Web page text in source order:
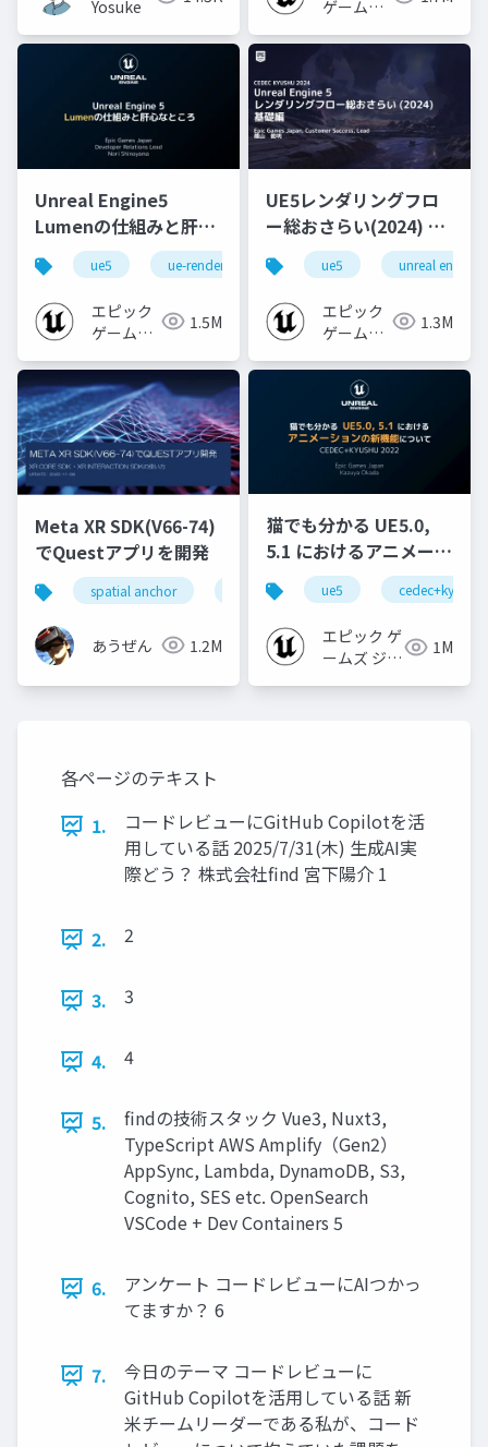
Yosuke
ゲームズ
Unreal Engine5
Lumenの仕組みと肝心
なところ
ue5 ue-rendering ue-lumen
エピック
ゲームズ
1.5M
UE5レンダリングフロ
ー総おさらい(2024) 基
礎編！
[CEDEC+KYUSHU
2024]
ue5 unreal engine
エピック
ゲームズ
1.3M
Meta XR SDK(V66-74)
でQuestアプリを開発
spatial anchor quest pro
あうぜん 1.2M
猫でも分かる UE5.0,
5.1 におけるアニメーシ
ョンの新機能について
【CEDEC+KYUSHU
2022】
ue5 cedec+kyushu
エピック ゲ
ームズ ジャ
1M
各ページのテキスト
1.
コードレビューにGitHub Copilotを活
用している話 2025/7/31(木) 生成AI実
際どう？ 株式会社find 宮下陽介 1
2. 2
3. 3
4. 4
5.
findの技術スタック Vue3, Nuxt3,
TypeScript AWS Amplify（Gen2）
AppSync, Lambda, DynamoDB, S3,
Cognito, SES etc. OpenSearch
VSCode + Dev Containers 5
6.
アンケート コードレビューにAIつかっ
てますか？ 6
7.
今日のテーマ コードレビューに
GitHub Copilotを活用している話 新
米チームリーダーである私が、コード